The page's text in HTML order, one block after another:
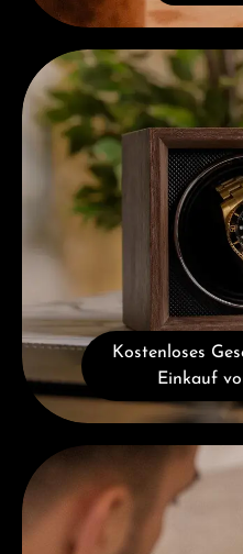
Kostenloses Geschenk ab
Kostenloses
Einkauf
Beratung erhalten